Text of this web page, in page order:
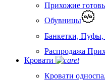
Прихожие
Обувницы
Банкетки, Пуфы,
Распродажа
Кровати
Кровати